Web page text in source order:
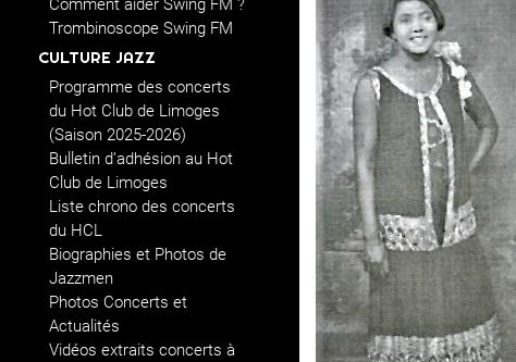
Comment aider Swing FM ?
Trombinoscope Swing FM
CULTURE JAZZ
Programme des concerts
du Hot Club de Limoges
(Saison 2025-2026)
Bulletin d’adhésion au Hot
Club de Limoges
Liste chrono des concerts
du HCL
Biographies et Photos de
Jazzmen
Photos Concerts et
Actualités
Vidéos extraits concerts à